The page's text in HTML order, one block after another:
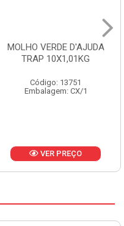
MOLHO VERDE D'AJUDA
TRAP 10X1,01KG
Código: 13751
Embalagem: CX/1
VER PREÇO